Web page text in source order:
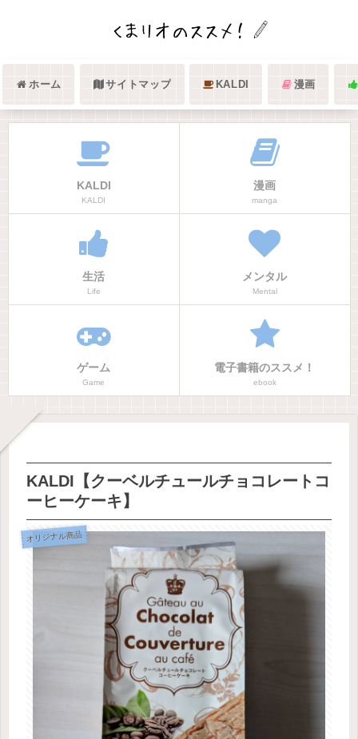
ホーム サイトマップ KALDI 漫画
KALDI
KALDI
漫画
manga
生活
Life
メンタル
Mental
ゲーム
Game
電子書籍のススメ！
ebook
KALDI【クーベルチュールチョコレートコ
ーヒーケーキ】
オリジナル商品